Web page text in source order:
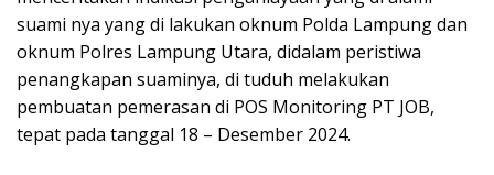
suami nya yang di lakukan oknum Polda Lampung dan
oknum Polres Lampung Utara, didalam peristiwa
penangkapan suaminya, di tuduh melakukan
pembuatan pemerasan di POS Monitoring PT JOB,
tepat pada tanggal 18 – Desember 2024.